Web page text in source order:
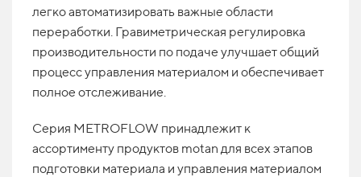
легко автоматизировать важные области
переработки. Гравиметрическая регулировка
производительности по подаче улучшает общий
процесс управления материалом и обеспечивает
полное отслеживание.
Серия METROFLOW принадлежит к
ассортименту продуктов motan для всех этапов
подготовки материала и управления материалом